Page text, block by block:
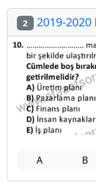
2 2019-2020
A B